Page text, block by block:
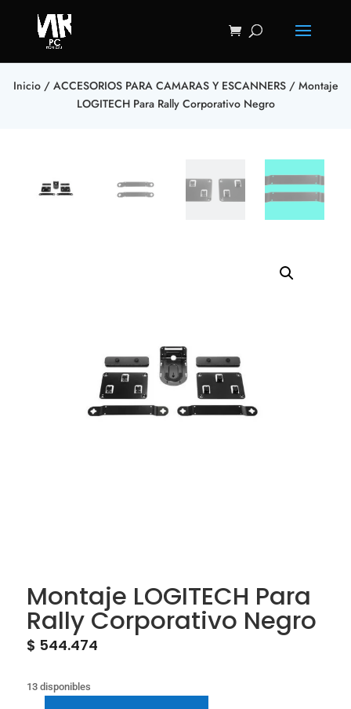
Inicio/ ACCESORIOS PARA CAMARAS Y ESCANNERS/ Montaje
LOGITECH Para Rally Corporativo Negro
Montaje LOGITECH Para
Rally Corporativo Negro
$ 544.474
13 disponibles